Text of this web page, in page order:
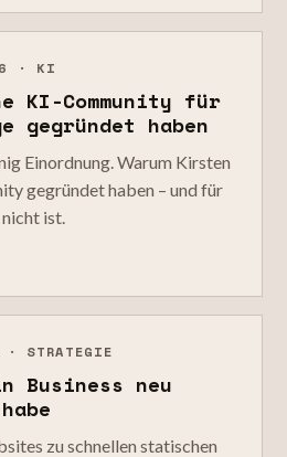
· KI
KI-Community für
gegründet haben
Einordnung. Warum Kirsten
gegründet haben – und für
ist.
STRATEGIE
Business neu
zu schnellen statischen